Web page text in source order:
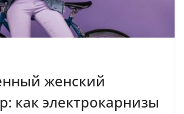
женский
как электрокарнизы